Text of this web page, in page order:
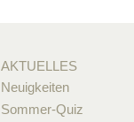
AKTUELLES
Neuigkeiten
Sommer-Quiz